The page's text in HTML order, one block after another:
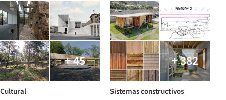
+ 45
Cultural
+ 382
Sistemas constructivos